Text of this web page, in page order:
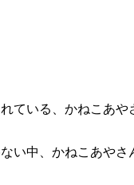
ている、かねこあや
い中、かねこあやさ